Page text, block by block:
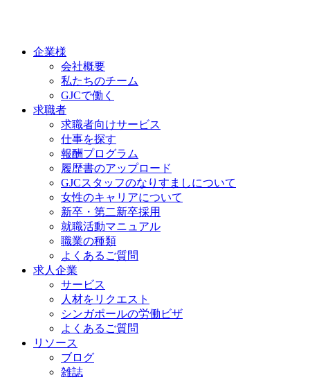
企業様
会社概要
私たちのチーム
GJCで働く
求職者
求職者向けサービス
仕事を探す
報酬プログラム
履歴書のアップロード
GJCスタッフのなりすましについて
女性のキャリアについて
新卒・第二新卒採用
就職活動マニュアル
職業の種類
よくあるご質問
求人企業
サービス
人材をリクエスト
シンガポールの労働ビザ
よくあるご質問
リソース
ブログ
雑誌